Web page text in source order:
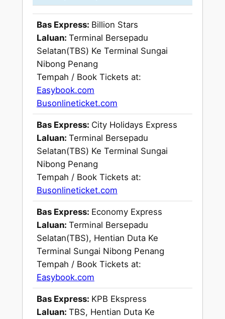
Bas Express: Billion Stars
Laluan: Terminal Bersepadu
Selatan(TBS) Ke Terminal Sungai
Nibong Penang
Tempah / Book Tickets at:
Easybook.com
Busonlineticket.com
Bas Express: City Holidays Express
Laluan: Terminal Bersepadu
Selatan(TBS) Ke Terminal Sungai
Nibong Penang
Tempah / Book Tickets at:
Busonlineticket.com
Bas Express: Economy Express
Laluan: Terminal Bersepadu
Selatan(TBS), Hentian Duta Ke
Terminal Sungai Nibong Penang
Tempah / Book Tickets at:
Easybook.com
Bas Express: KPB Ekspress
Laluan: TBS, Hentian Duta Ke